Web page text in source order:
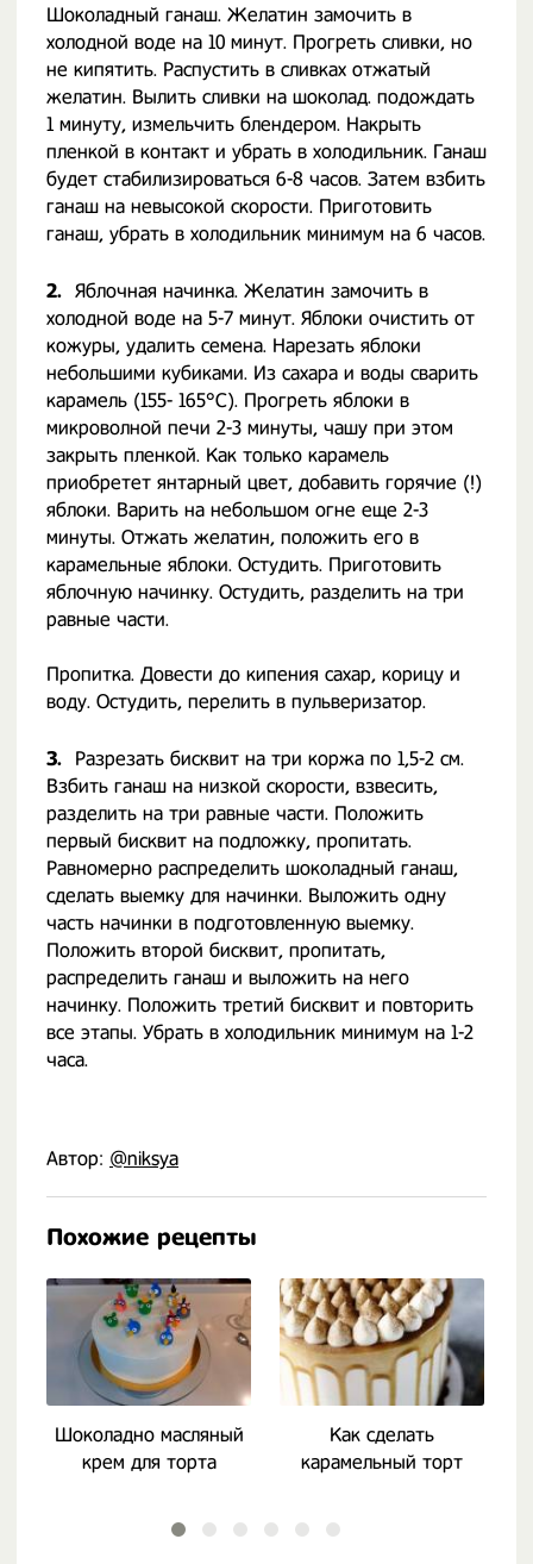
Шоколадный ганаш. Желатин замочить в
холодной воде на 10 минут. Прогреть сливки, но
не кипятить. Распустить в сливках отжатый
желатин. Вылить сливки на шоколад. подождать
1 минуту, измельчить блендером. Накрыть
пленкой в контакт и убрать в холодильник. Ганаш
будет стабилизироваться 6-8 часов. Затем взбить
ганаш на невысокой скорости. Приготовить
ганаш, убрать в холодильник минимум на 6 часов.
2. Яблочная начинка. Желатин замочить в
холодной воде на 5-7 минут. Яблоки очистить от
кожуры, удалить семена. Нарезать яблоки
небольшими кубиками. Из сахара и воды сварить
карамель (155- 165°С). Прогреть яблоки в
микроволной печи 2-3 минуты, чашу при этом
закрыть пленкой. Как только карамель
приобретет янтарный цвет, добавить горячие (!)
яблоки. Варить на небольшом огне еще 2-3
минуты. Отжать желатин, положить его в
карамельные яблоки. Остудить. Приготовить
яблочную начинку. Остудить, разделить на три
равные части.
Пропитка. Довести до кипения сахар, корицу и
воду. Остудить, перелить в пульверизатор.
3.
Разрезать бисквит на три коржа по 1,5-2 см.
Взбить ганаш на низкой скорости, взвесить,
разделить на три равные части. Положить
первый бисквит на подложку, пропитать.
Равномерно распределить шоколадный ганаш,
сделать выемку для начинки. Выложить одну
часть начинки в подготовленную выемку.
Положить второй бисквит, пропитать,
распределить ганаш и выложить на него
начинку. Положить третий бисквит и повторить
все этапы. Убрать в холодильник минимум на 1-2
часа.
Автор: @niksya
Похожие рецепты
Шоколадно масляный
крем для торта
Как сделать
карамельный торт